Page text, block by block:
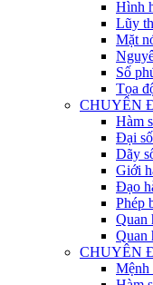
Hình
Lũy
Mặt
Số
Tọa
CHUYÊN
Hàm
Đại
Dãy
Giới
Đạo
Phép
Quan
Quan
CHUYÊN
Mệnh